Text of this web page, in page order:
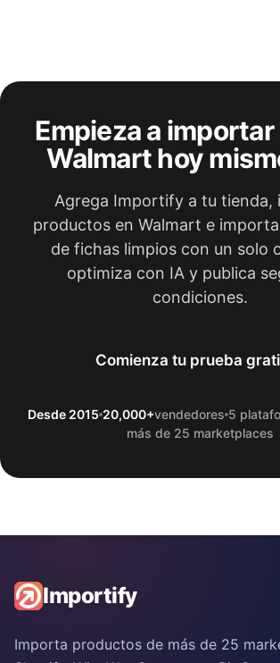
Empieza a importar
Walmart hoy
Agrega Importify a tu tienda,
productos en Walmart e
de fichas limpios con un solo
optimiza con IA y publica
condiciones.
Comienza tu prueba
Desde 2015 20,000+vendedores 5
más de 25 marketplaces
Importify
Importa productos de más de 25